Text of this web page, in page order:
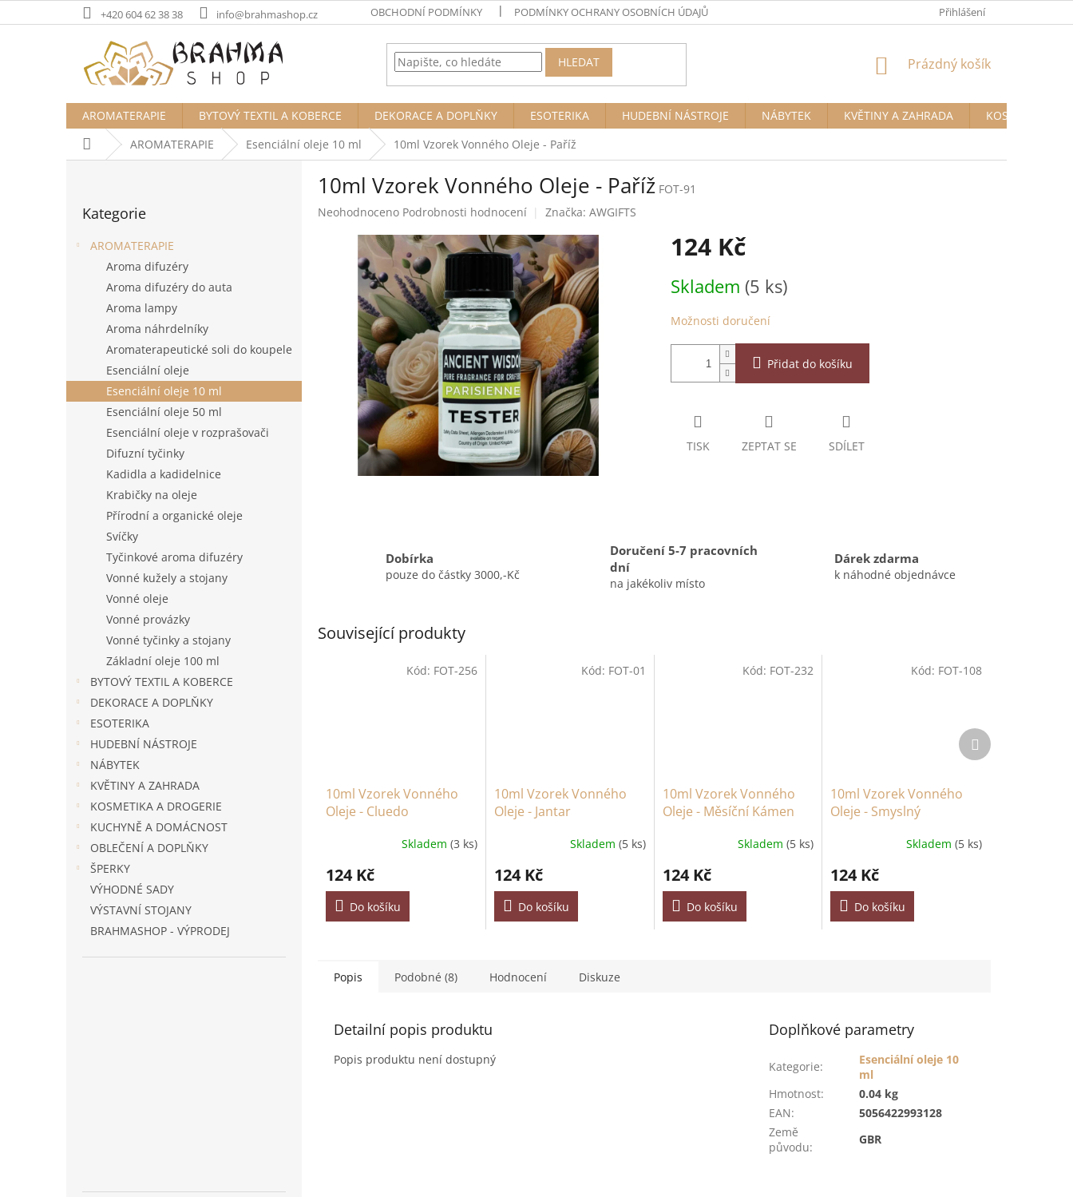
na
+420 604 62 38 38 info@brahmashop.cz OBCHODNÍ PODMÍNKY PODMÍNKY OCHRANY OSOBNÍCH ÚDAJŮ Přihlášení
HLEDAT
NÁKUPNÍ
Prázdný košík
AROMATERAPIE BYTOVÝ TEXTIL A KOBERCE DEKORACE A DOPLŇKY ESOTERIKA HUDEBNÍ NÁSTROJE NÁBYTEK KVĚTINY A ZAHRADA
KOSMETIKA A
Domů AROMATERAPIE Esenciální oleje 10 ml 10ml Vzorek Vonného Oleje - Paříž
e
l
kategorie
Kategorie
AROMATERAPIE
Aroma difuzéry
Aroma difuzéry do auta
Aroma lampy
Aroma náhrdelníky
Aromaterapeutické soli do koupele
Esenciální oleje
Esenciální oleje 10 ml
Esenciální oleje 50 ml
Esenciální oleje v rozprašovači
Difuzní tyčinky
Kadidla a kadidelnice
Krabičky na oleje
Přírodní a organické oleje
Svíčky
Tyčinkové aroma difuzéry
Vonné kužely a stojany
Vonné oleje
Vonné provázky
Vonné tyčinky a stojany
Základní oleje 100 ml
BYTOVÝ TEXTIL A KOBERCE
DEKORACE A DOPLŇKY
ESOTERIKA
HUDEBNÍ NÁSTROJE
NÁBYTEK
KVĚTINY A ZAHRADA
KOSMETIKA A DROGERIE
KUCHYNĚ A DOMÁCNOST
OBLEČENÍ A DOPLŇKY
ŠPERKY
VÝHODNÉ SADY
VÝSTAVNÍ STOJANY
BRAHMASHOP - VÝPRODEJ
10ml Vzorek Vonného Oleje - Paříž FOT-91
Průměrné
produktu
hvězdiček.
Neohodnoceno Podrobnosti hodnocení Značka: AWGIFTS
124 Kč
cena:
Skladem (5 ks)
Možnosti doručení
Přidat do košíku
TISK ZEPTAT SE SDÍLET
Dobírka
pouze do částky 3000,-Kč
Doručení 5-7 pracovních
dní
na jakékoliv místo
Dárek zdarma
k náhodné objednávce
Související produkty
10ml Vzorek Vonného
Oleje - Cluedo
Skladem (3 ks)
124 Kč
Do košíku
Kód: FOT-256
10ml Vzorek Vonného
Oleje - Jantar
Skladem (5 ks)
124 Kč
Do košíku
Kód: FOT-01
10ml Vzorek Vonného
Oleje - Měsíční Kámen
Skladem(5 ks)
124 Kč
Do košíku
Kód: FOT-232
10ml Vzorek Vonného
Oleje - Smyslný
Skladem (5 ks)
124 Kč
Do košíku
Kód: FOT-108
Další
produkt
Popis Podobné (8) Hodnocení Diskuze
Detailní popis produktu
Popis produktu není dostupný
Doplňkové parametry
Kategorie:
Esenciální oleje 10
ml
Hmotnost:
0.04 kg
EAN:
5056422993128
Země
původu:
GBR